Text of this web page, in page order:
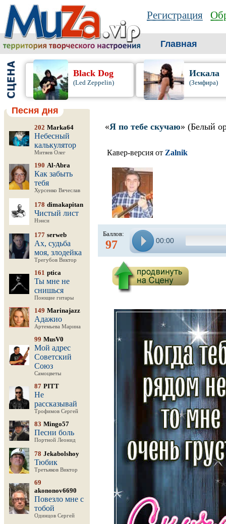
Регистрация
Главная
Black Dog
(Led Zeppelin)
Искала
(Земфира)
Песня дня
202 Marka64
Небесный
калькулятор
Митяев Олег
190 Al-Abra
Как забыть
тебя
Хурсенко Вячеслав
178 dimakapitan
Чистый лист
Нэнси
177 serweb
Ах, судьба
моя, злодейка
Трегубов Виктор
161 ptica
Ты мне не
снишься
Поющие гитары
149 Marinajazz
Адажио
Артемьева Марина
99 MusV0
Мой адрес
Советский
Союз
Самоцветы
87 PITT
Не
рассказывай
Трофимов Сергей
83 Mingo57
Песни боль
Портной Леонид
78 Jekabolshoy
Тюбик
Третьяков Виктор
69
akononov6690
Повезло мне с
тобой
Одинцов Сергей
«Я по тебе скучаю» (Белый
Кавер-версия от Zalnik
Баллов:
97 00:00